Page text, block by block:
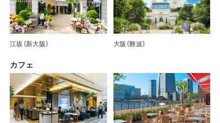
江坂（新大阪） 大阪（難波）
カフェ